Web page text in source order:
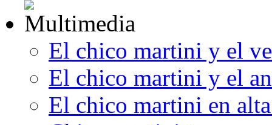
El chico martini y el
El chico martini y el
El chico martini en